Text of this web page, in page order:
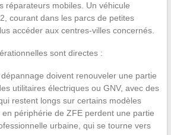
réparateurs mobiles. Un véhicule
courant dans les parcs de petites
accéder aux centres-villes concernés.
sont directes :
doivent renouveler une partie
utilitaires électriques ou GNV, avec des
restent longs sur certains modèles
périphérie de ZFE perdent une partie
urbaine, qui se tourne vers